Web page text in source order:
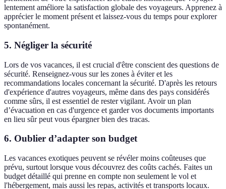
lentement améliore la satisfaction globale des voyageurs. Apprenez à
apprécier le moment présent et laissez-vous du temps pour explorer
spontanément.
5. Négliger la sécurité
Lors de vos vacances, il est crucial d'être conscient des questions de
sécurité. Renseignez-vous sur les zones à éviter et les
recommandations locales concernant la sécurité. D'après les retours
d'expérience d'autres voyageurs, même dans des pays considérés
comme sûrs, il est essentiel de rester vigilant. Avoir un plan
d’évacuation en cas d'urgence et garder vos documents importants
en lieu sûr peut vous épargner bien des tracas.
6. Oublier d’adapter son budget
Les vacances exotiques peuvent se révéler moins coûteuses que
prévu, surtout lorsque vous découvrez des coûts cachés. Faites un
budget détaillé qui prenne en compte non seulement le vol et
l'hébergement, mais aussi les repas, activités et transports locaux.